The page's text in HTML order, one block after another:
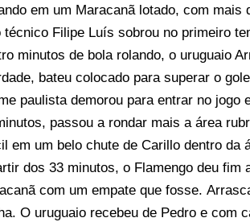
em um Maracanã lotado, com
técnico Filipe Luís sobrou no primeiro
minutos de bola rolando, o uruguaio
bateu colocado para superar o
paulista demorou para entrar no jogo
passou a rondar mais a área
em um belo chute de Carillo dentro da
dos 33 minutos, o Flamengo deu
com um empate que fosse.
O uruguaio recebeu de Pedro e com